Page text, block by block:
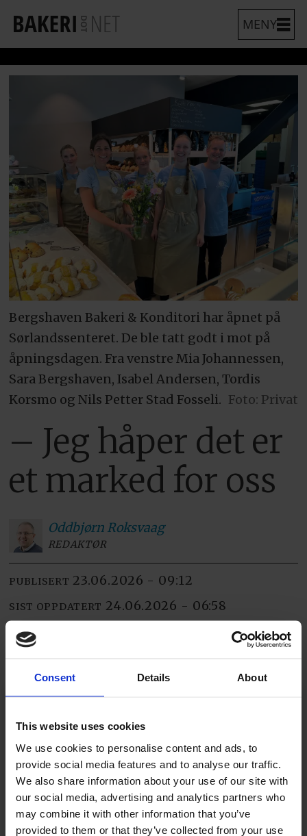
Consent Details About
This website uses cookies
We use cookies to personalise content and ads, to
provide social media features and to analyse our traffic.
We also share information about your use of our site with
our social media, advertising and analytics partners who
may combine it with other information that you’ve
provided to them or that they’ve collected from your use
Bergshaven Bakeri & Konditori har åpnet på
Sørlandssenteret. De ble tatt godt i mot på
åpningsdagen. Fra venstre Mia Johannessen,
Sara Bergshaven, Isabel Andersen, Tordis
Korsmo og Nils Petter Stad Fosseli. Foto: Privat
– Jeg håper det er
et marked for oss
Oddbjørn Roksvaag
REDAKTØR
PUBLISERT 23.06.2026 - 09:12
SIST OPPDATERT 24.06.2026 - 06:58
Kjære leser!
Allerede abonnent? Logg inn her
For å fortsette å lese må du logge inn eller
kjøpe et abonnement.